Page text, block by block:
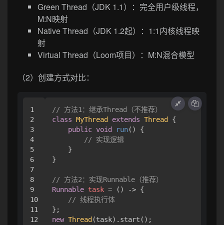
Green Thread（JDK 1.1）：完全用户级线程，
M:N映射
Native Thread（JDK 1.2起）：1:1内核线程映
射
Virtual Thread（Loom项目）：M:N混合模型
（2）创建方式对比：
1
2
3
4
5
6
7
8
9
10
11
12
// 方法1：继承Thread（不推荐）
class MyThread extends Thread
{
public void run()
{
// 实现逻辑
    }
}
// 方法2：实现Runnable（推荐）
Runnable task = () -> {
// 线程执行体
new Thread (task).start();